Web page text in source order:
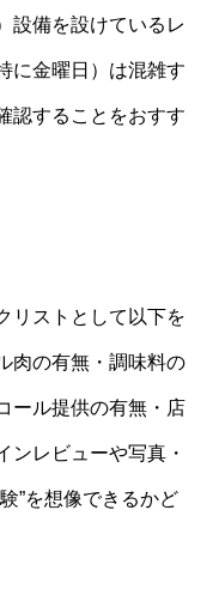
設備を設けているレ
に金曜日）は混雑す
認することをおすす
リストとして以下を
肉の有無・調味料の
ール提供の有無・店
ンレビューや写真・
”を想像できるかど